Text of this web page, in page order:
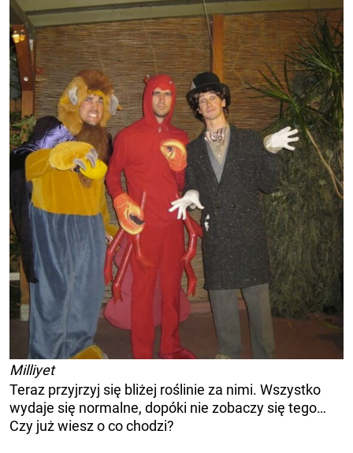
Milliyet
Teraz przyjrzyj się bliżej roślinie za nimi. Wszystko
wydaje się normalne, dopóki nie zobaczy się tego…
Czy już wiesz o co chodzi?